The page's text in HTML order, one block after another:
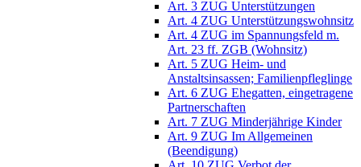
Art. 3 ZUG Unterstützungen
Art. 4 ZUG Unterstützungswohnsitz
Art. 4 ZUG im Spannungsfeld m.
Art. 23 ff. ZGB (Wohnsitz)
Art. 5 ZUG Heim- und
Anstaltsinsassen; Familienpfleglinge
Art. 6 ZUG Ehegatten, eingetragene
Partnerschaften
Art. 7 ZUG Minderjährige Kinder
Art. 9 ZUG Im Allgemeinen
(Beendigung)